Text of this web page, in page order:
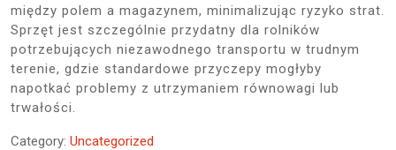
między polem a magazynem, minimalizując ryzyko strat.
Sprzęt jest szczególnie przydatny dla rolników
potrzebujących niezawodnego transportu w trudnym
terenie, gdzie standardowe przyczepy mogłyby
napotkać problemy z utrzymaniem równowagi lub
trwałości.
Category: Uncategorized